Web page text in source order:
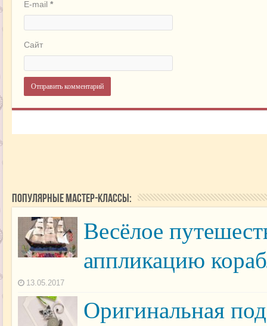
E-mail *
Сайт
Популярные мастер-классы:
Весёлое
аппликацию
13.05.2017
Оригинальная